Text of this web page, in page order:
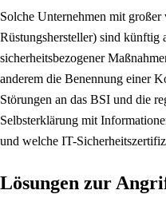
Solche Unternehmen mit
Rüstungshersteller) sind künftig
sicherheitsbezogener
anderem die Benennung einer
Störungen an das BSI und die
Selbsterklärung mit
und welche IT-
Lösungen zur